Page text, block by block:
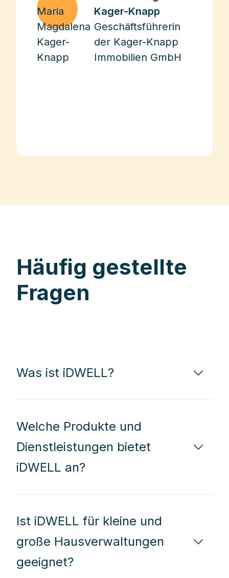
Kager-Knapp
Geschäftsführerin
der Kager-Knapp
Immobilien GmbH
Häufig gestellte
Fragen
Was ist iDWELL?
Welche Produkte und
Dienstleistungen bietet
iDWELL an?
Ist iDWELL für kleine und
große Hausverwaltungen
geeignet?